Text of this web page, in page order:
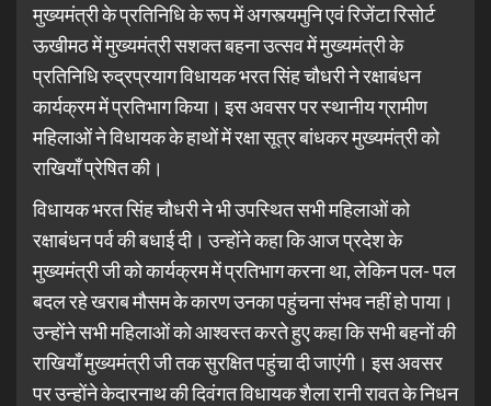
मुख्यमंत्री के प्रतिनिधि के रूप में अगस्त्यमुनि एवं रिजेंटा रिसोर्ट
ऊखीमठ में मुख्यमंत्री सशक्त बहना उत्सव में मुख्यमंत्री के
प्रतिनिधि रुद्रप्रयाग विधायक भरत सिंह चौधरी ने रक्षाबंधन
कार्यक्रम में प्रतिभाग किया। इस अवसर पर स्थानीय ग्रामीण
महिलाओं ने विधायक के हाथों में रक्षा सूत्र बांधकर मुख्यमंत्री को
राखियाँ प्रेषित की।
विधायक भरत सिंह चौधरी ने भी उपस्थित सभी महिलाओं को
रक्षाबंधन पर्व की बधाई दी। उन्होंने कहा कि आज प्रदेश के
मुख्यमंत्री जी को कार्यक्रम में प्रतिभाग करना था, लेकिन पल- पल
बदल रहे खराब मौसम के कारण उनका पहुंचना संभव नहीं हो पाया।
उन्होंने सभी महिलाओं को आश्वस्त करते हुए कहा कि सभी बहनों की
राखियाँ मुख्यमंत्री जी तक सुरक्षित पहुंचा दी जाएंगी। इस अवसर
पर उन्होंने केदारनाथ की दिवंगत विधायक शैला रानी रावत के निधन